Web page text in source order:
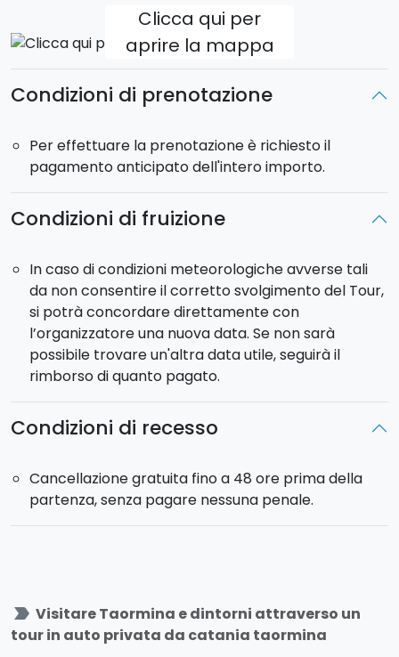
italiana, non potrà accompagnarvi dentro i
monumenti ma vi darà tutte le indicazioni utili e sarà
felice di rispondere alle vostre curiosità.
La vettura è in esclusiva:non condividerete l'auto
passeggeri, saranno da considerarsi un massimo
di 4 adulti e 1/2 bambini (max 160 cm di altezza).
Rientro:ore 17:30.
alloggio in città e comuni limitrofi.
Il tour sarà effettuato in auto che può ospitarefino a
4 passeggeri.
Clicca qui per
aprire la mappa
Condizioni di prenotazione
Per effettuare la prenotazione è richiesto il
pagamento anticipato dell'intero importo.
Condizioni di fruizione
In caso di condizioni meteorologiche avverse tali
da non consentire il corretto svolgimento del Tour,
si potrà concordare direttamente con
l’organizzatore una nuova data. Se non sarà
possibile trovare un'altra data utile, seguirà il
rimborso di quanto pagato.
Condizioni di recesso
Cancellazione gratuita fino a 48 ore prima della
partenza, senza pagare nessuna penale.
label_important Visitare Taormina e dintorni attraverso un
tour in auto privata da catania taormina